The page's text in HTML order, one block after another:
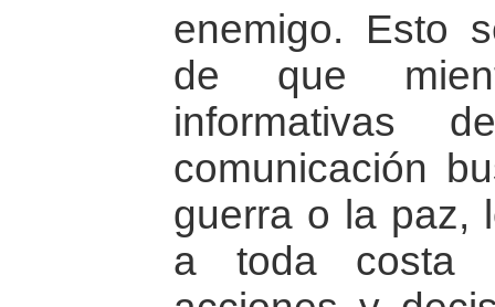
enemigo. Esto
de que
informativas
comunicación
guerra o la paz,
a toda costa